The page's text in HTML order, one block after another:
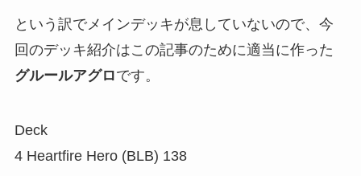
という訳でメインデッキが息していないので、今
回のデッキ紹介はこの記事のために適当に作った
グルールアグロです。
Deck
4 Heartfire Hero (BLB) 138